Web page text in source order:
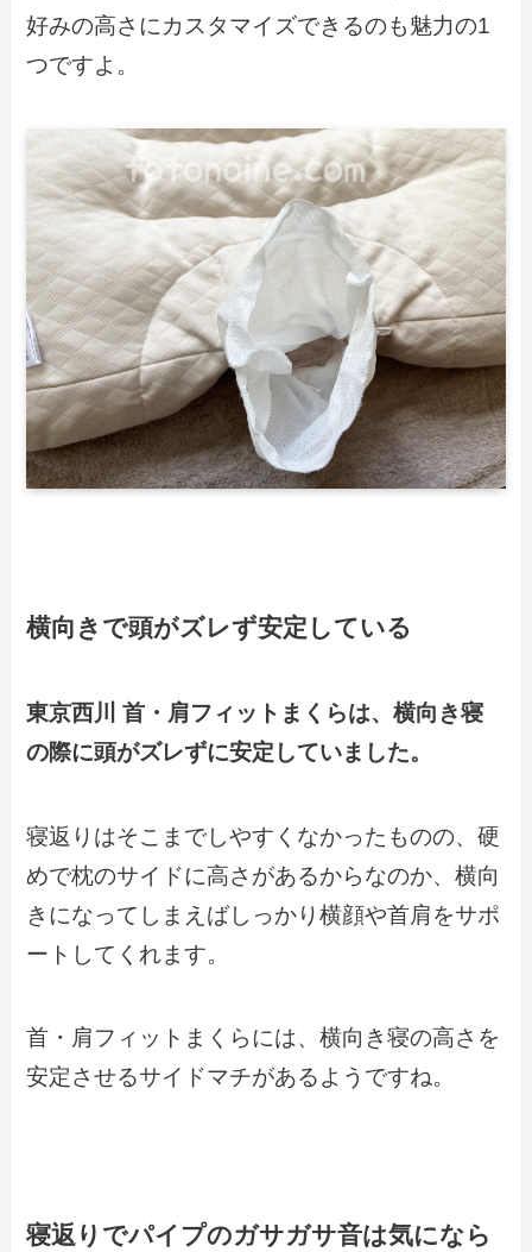
好みの高さにカスタマイズできるのも魅力の1
つですよ。
横向きで頭がズレず安定している
東京西川 首・肩フィットまくらは、横向き寝
の際に頭がズレずに安定していました。
寝返りはそこまでしやすくなかったものの、硬
めで枕のサイドに高さがあるからなのか、横向
きになってしまえばしっかり横顔や首肩をサポ
ートしてくれます。
首・肩フィットまくらには、横向き寝の高さを
安定させるサイドマチがあるようですね。
寝返りでパイプのガサガサ音は気になら